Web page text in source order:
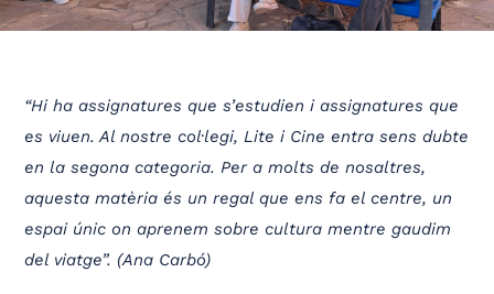
“Hi ha assignatures que s’estudien i assignatures que
es viuen. Al nostre col·legi, Lite i Cine entra sens dubte
en la segona categoria. Per a molts de nosaltres,
aquesta matèria és un regal que ens fa el centre, un
espai únic on aprenem sobre cultura mentre gaudim
del viatge”. (Ana Carbó)